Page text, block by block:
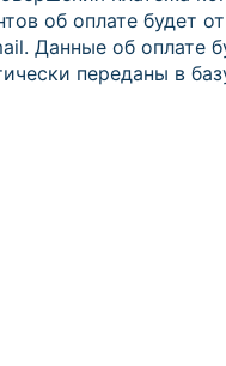
об оплате будет
Данные об оплате
переданы в